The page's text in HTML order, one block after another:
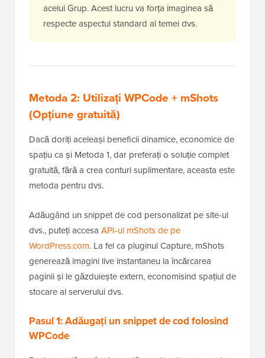
acelui Grup. Acest lucru va forța imaginea să
respecte aspectul standard al temei dvs.
Metoda 2: Utilizați WPCode + mShots
(Opțiune gratuită)
Dacă doriți aceleași beneficii dinamice, economice de
spațiu ca și Metoda 1, dar preferați o soluție complet
gratuită, fără a crea conturi suplimentare, aceasta este
metoda pentru dvs.
Adăugând un snippet de cod personalizat pe site-ul
dvs., puteți accesa API-ul mShots de pe
WordPress.com. La fel ca pluginul Capture, mShots
generează imagini live instantaneu la încărcarea
paginii și le găzduiește extern, economisind spațiul de
stocare al serverului dvs.
Pasul 1: Adăugați un snippet de cod folosind
WPCode